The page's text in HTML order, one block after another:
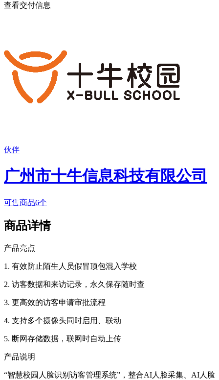
查看交付信息
伙伴
广州市十牛信息科技有限公司
可售商品6个
商品详情
产品亮点
1. 有效防止陌生人员假冒顶包混入学校
2. 访客数据和来访记录，永久保存随时查
3. 更高效的访客申请审批流程
4. 支持多个摄像头同时启用、联动
5. 断网存储数据，联网时自动上传
产品说明
“智慧校园人脸识别访客管理系统”，整合AI人脸采集、AI人脸